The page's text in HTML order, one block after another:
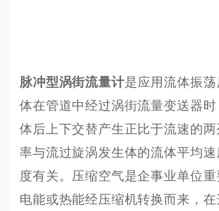
脉冲型涡街流量计是应用流体振
体在管道中经过涡街流量变送器
体后上下交替产生正比于流速的
率与流过旋涡发生体的流体平均
度有关。压缩空气是企事业单位
电能或热能经压缩机转换而来，